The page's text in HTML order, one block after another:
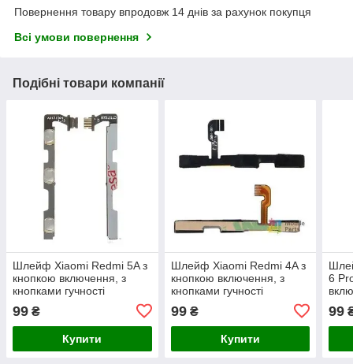
Повернення товару впродовж 14 днів за рахунок покупця
Всі умови повернення
Подібні товари компанії
Шлейф Xiaomi Redmi 5A з
кнопкою включення, з
кнопками гучності
99 ₴
Купити
Шлейф Xiaomi Redmi 4A з
кнопкою включення, з
кнопками гучності
99₴
Купити
6
99